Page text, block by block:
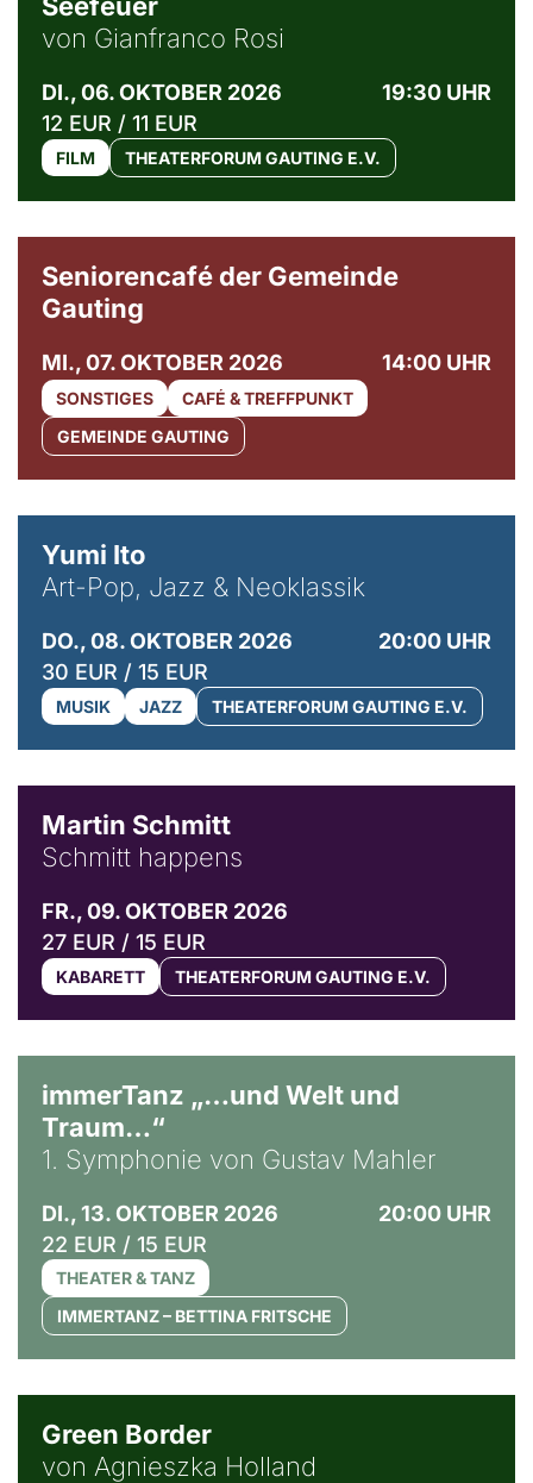
von Gianfranco Rosi
DI., 06. OKTOBER 2026
19:30 UHR
12 EUR / 11 EUR
FILM THEATERFORUM GAUTING E.V.
Seniorencafé der Gemeinde
Gauting
MI., 07. OKTOBER 2026 14:00 UHR
SONSTIGES
CAFÉ & TREFFPUNKT
GEMEINDE GAUTING
Yumi Ito
Art-Pop, Jazz & Neoklassik
DO., 08. OKTOBER 2026
20:00 UHR
30 EUR / 15 EUR
MUSIK JAZZ THEATERFORUM GAUTING E.V.
Martin Schmitt
Schmitt happens
FR., 09. OKTOBER 2026
27 EUR / 15 EUR
KABARETT THEATERFORUM GAUTING E.V.
immerTanz „…und Welt und
Traum…“
1. Symphonie von Gustav Mahler
DI., 13. OKTOBER 2026
20:00 UHR
22 EUR / 15 EUR
THEATER & TANZ
IMMERTANZ – BETTINA FRITSCHE
Green Border
von Agnieszka Holland